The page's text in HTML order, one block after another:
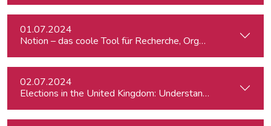
01.07.2024
Notion – das coole Tool für Recherche, Organisation &
02.07.2024
Elections in the United Kingdom: Understanding Voters’